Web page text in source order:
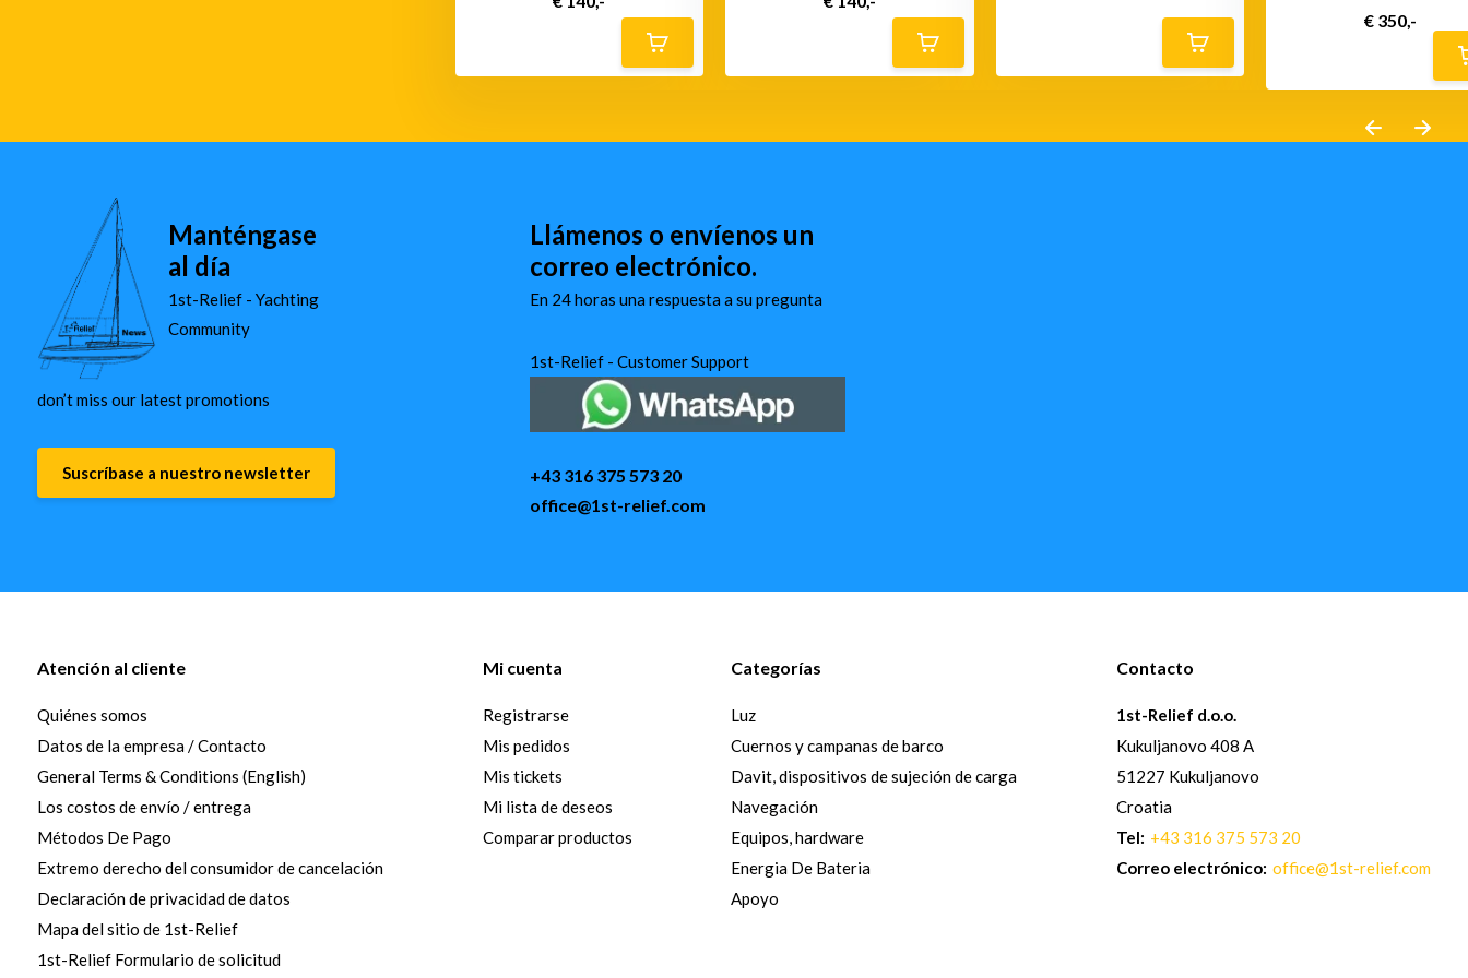
€ 350,-
Manténgase
al día
1st-Relief - Yachting
Community
don’t miss our latest promotions
Suscríbase a nuestro newsletter
Llámenos o envíenos un
correo electrónico.
En 24 horas una respuesta a su pregunta
1st-Relief - Customer Support
+43 316 375 573 20
office@1st-relief.com
Atención al cliente
Quiénes somos
Datos de la empresa / Contacto
General Terms & Conditions (English)
Los costos de envío / entrega
Métodos De Pago
Extremo derecho del consumidor de cancelación
Declaración de privacidad de datos
Mapa del sitio de 1st-Relief
1st-Relief Formulario de solicitud
Mi cuenta
Registrarse
Mis pedidos
Mis tickets
Mi lista de deseos
Comparar productos
Categorías
Luz
Cuernos y campanas de barco
Davit, dispositivos de sujeción de carga
Navegación
Equipos, hardware
Energia De Bateria
Apoyo
Contacto
1st-Relief d.o.o.
Kukuljanovo 408 A
51227 Kukuljanovo
Croatia
Tel: +43 316 375 573 20
Correo electrónico: office@1st-relief.com